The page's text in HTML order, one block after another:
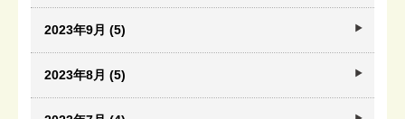
2023年9月 (5)
2023年8月 (5)